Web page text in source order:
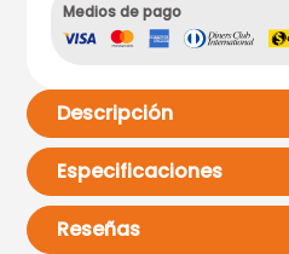
Medios de pago
Descripción
Especificaciones
Reseñas